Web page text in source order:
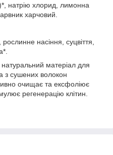
натрію хлорид, лимонна
харчовий.
насіння, суцвіття,
матеріал для
з сушених волокон
очищає та ексфоліює
регенерацію клітин.